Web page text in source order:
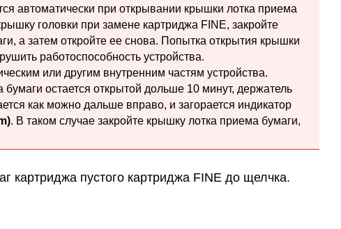
автоматически при открывании крышки лотка приема
головки при замене картриджа FINE, закройте
, а затем откройте ее снова. Попытка открытия крышки
работоспособностьустройства.
или другим внутренним частямустройства.
бумаги остается открытой дольше 10 минут, держатель
как можно дальше вправо, и загорается индикатор
. В таком случае закройте крышку лотка приема бумаги,
картриджа пустого картриджа FINE до щелчка.